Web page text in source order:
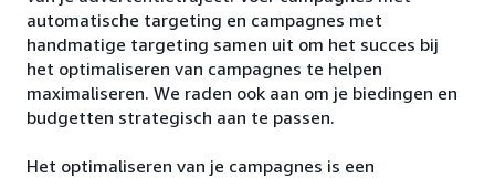
automatische targeting en campagnes met
handmatige targeting samen uit om het succes bij
het optimaliseren van campagnes te helpen
maximaliseren. We raden ook aan om je biedingen en
budgetten strategisch aan te passen.
Het optimaliseren van je campagnes is een